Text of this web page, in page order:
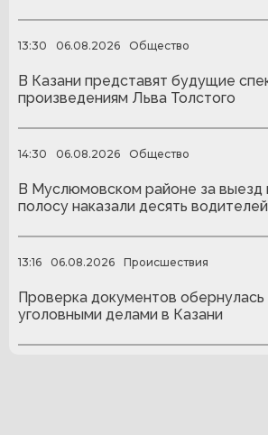
13:30 06.08.2026 Общество
В Казани представят будущие
произведениям Льва Толстого
14:30 06.08.2026 Общество
В Муслюмовском районе за выезд
полосу наказали десять водителей
13:16 06.08.2026 Происшествия
Проверка документов обернулась
уголовными делами в Казани